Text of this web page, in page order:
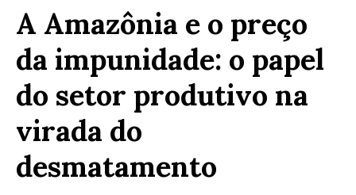
A Amazônia e o preço
da impunidade: o papel
do setor produtivo na
virada do
desmatamento